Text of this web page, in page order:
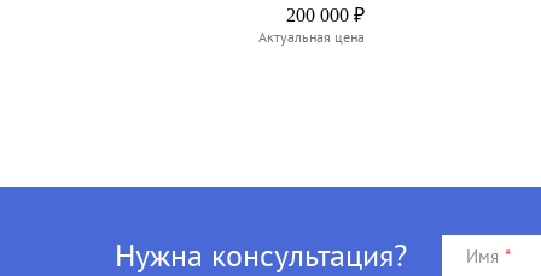
200 000 ₽
Актуальная цена
Нужна консультация? Имя *